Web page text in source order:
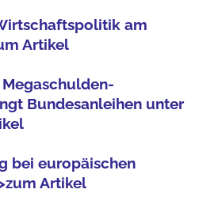
am
Artikel
Bundesanleihen unter
bei europäischen
Artikel